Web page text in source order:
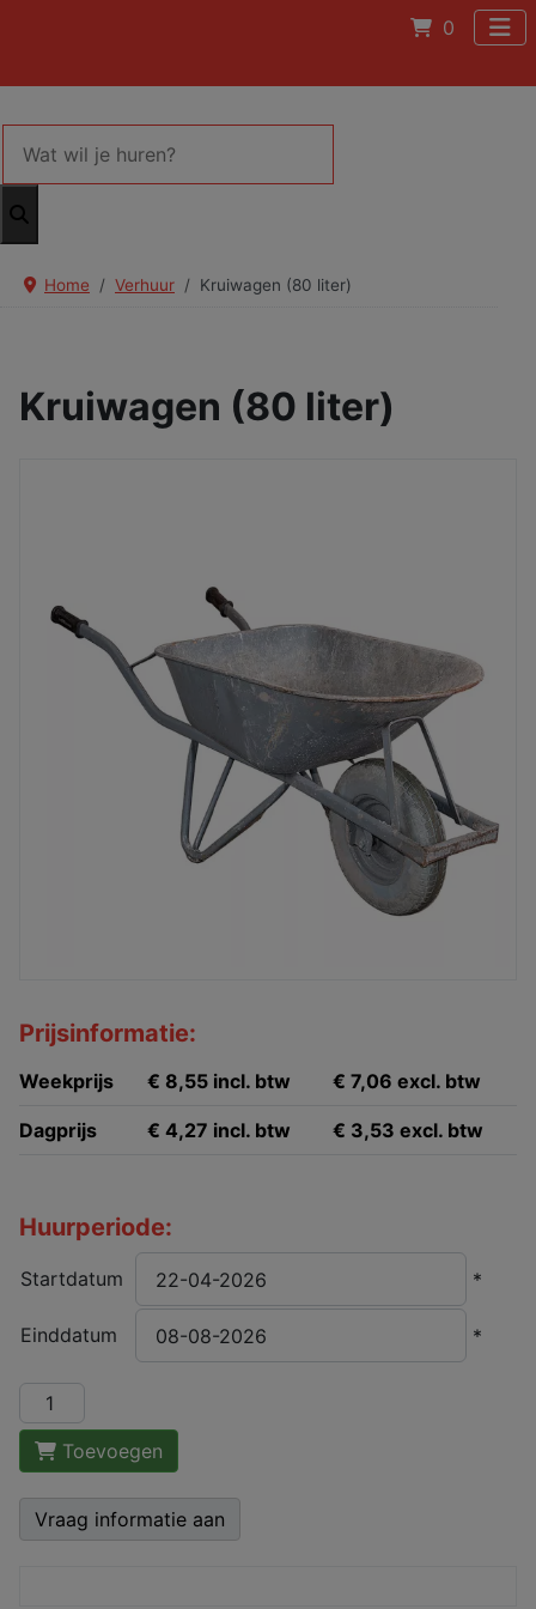
0
Home Verhuur Kruiwagen (80 liter)
Kruiwagen (80 liter)
Prijsinformatie:
Weekprijs € 8,55 incl. btw € 7,06 excl. btw
Dagprijs € 4,27 incl. btw € 3,53 excl. btw
Huurperiode:
Startdatum *
Einddatum *
Toevoegen
Vraag informatie aan